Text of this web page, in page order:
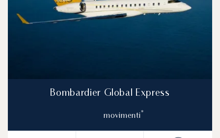
Bombardier Global Express
movimenti*